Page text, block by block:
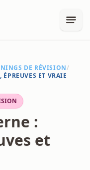
DE RÉVISION/
ET VRAIE
:
et